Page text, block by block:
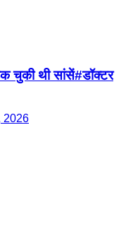
चुकी थी सांसें#डॉक्टर
2026